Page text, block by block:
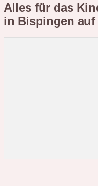
Alles für das
in Bispingen auf